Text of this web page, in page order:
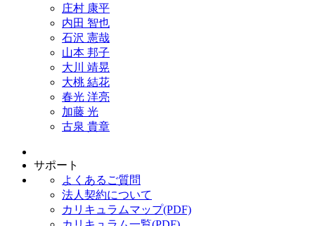
庄村 康平
内田 智也
石沢 憲哉
山本 邦子
大川 靖晃
大桃 結花
春光 洋亮
加藤 光
古泉 貴章
サポート
よくあるご質問
法人契約について
カリキュラムマップ(PDF)